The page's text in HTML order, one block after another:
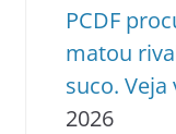
PCDF
matou
suco. Veja
2026